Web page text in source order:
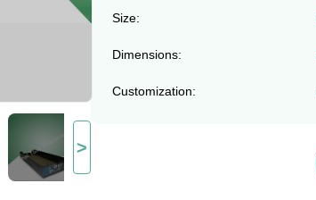
>
Size:
Dimensions:
Customization: